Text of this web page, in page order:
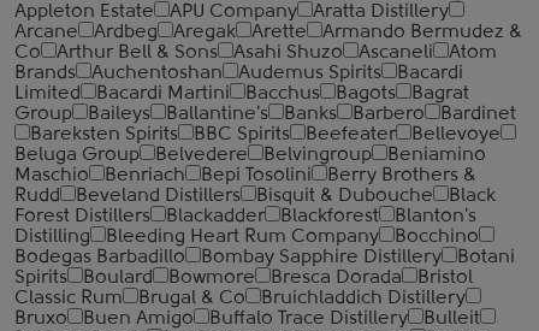
Appleton Estate
APU Company
Aratta Distillery
Arcane
Ardbeg Aregak Arette
Armando Bermudez &
Co
Arthur Bell & Sons Asahi Shuzo Ascaneli
Atom
Brands
Auchentoshan Audemus Spirits
Bacardi
Limited
Bacardi Martini Bacchus Bagots
Bagrat
Group
Baileys Ballantine's Banks Barbero
Bardinet
Bareksten Spirits
BBC Spirits Beefeater
Bellevoye
Beluga Group
Belvedere Belvingroup
Beniamino
Maschio
Benriach Bepi Tosolini
Berry Brothers &
Rudd
Beveland Distillers Bisquit & Dubouche
Black
Forest Distillers
Blackadder Blackforest
Blanton's
Distilling
Bleeding Heart Rum Company
Bocchino
Bodegas Barbadillo
Bombay Sapphire Distillery
Botani
Spirits
Boulard Bowmore Bresca Dorada
Bristol
Classic Rum
Brugal & Co
Bruichladdich Distillery
Bruxo
Buen Amigo Buffalo Trace Distillery
Bulleit